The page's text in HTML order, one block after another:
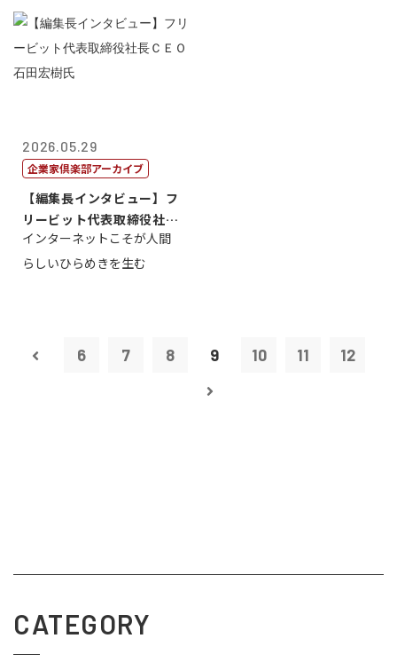
2026.05.29
企業家倶楽部アーカイブ
【編集長インタビュー】フ
リービット代表取締役社長
ＣＥＯ 石田...
インターネットこそが人間
らしいひらめきを生む
6 7 8 9 10 11 12
CATEGORY